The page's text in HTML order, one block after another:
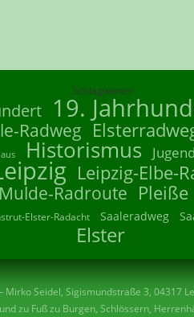
Schlagwörter
19.
Radweg
Historismus
Leipzig-Elbe-
Radroute Pleiße
Elster-Radacht Saaleradweg
Elster
Seidel, Sigismundstraße 3, 04317
zu Fuß zu Burgen, Schlössern,